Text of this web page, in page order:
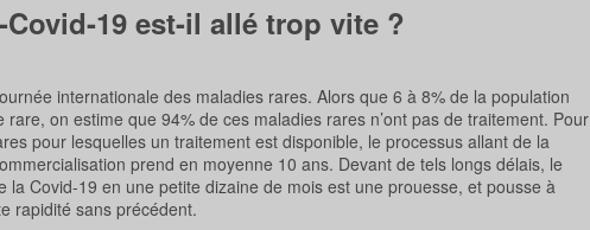
19 est-il allé trop vite ?
internationale des maladies rares. Alors que 6 à 8% de la population
rare, on estime que 94% de ces maladies rares n’ont pas de traitement. Pour
pour lesquelles un traitement est disponible, le processus allant de la
prend en moyenne 10 ans. Devant de tels longs délais, le
la Covid-19 en une petite dizaine de mois est une prouesse, et pousse à
rapidité sans précédent.